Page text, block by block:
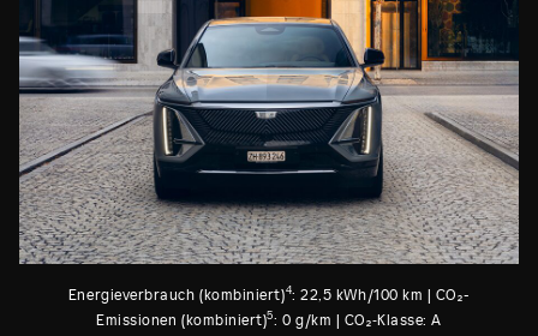
Energieverbrauch (kombiniert)4: 22,5 kWh/100 km | CO₂-
Emissionen (kombiniert)5: 0 g/km | CO₂‑Klasse: A